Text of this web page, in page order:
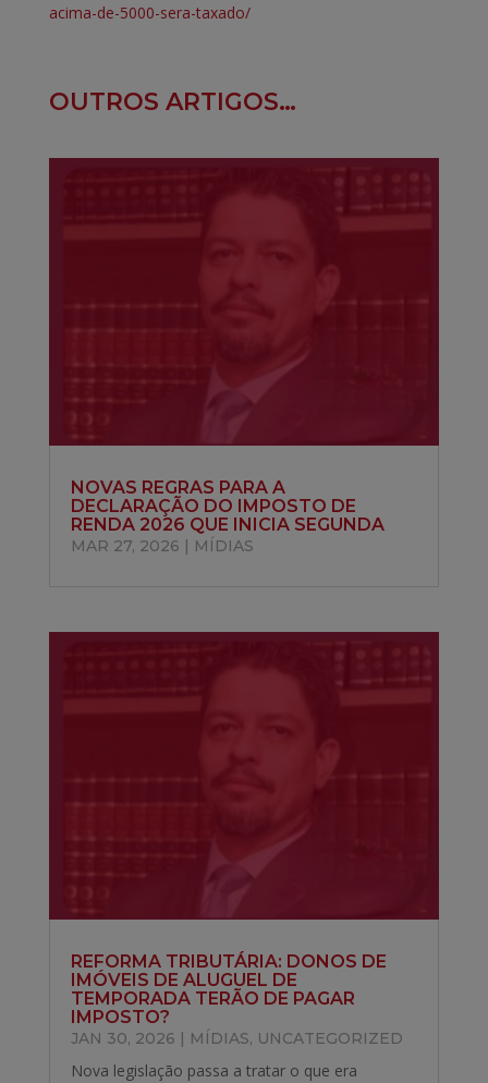
acima-de-5000-sera-taxado/
OUTROS ARTIGOS…
NOVAS REGRAS PARA A
DECLARAÇÃO DO IMPOSTO DE
RENDA 2026 QUE INICIA SEGUNDA
MAR 27, 2026 | MÍDIAS
REFORMA TRIBUTÁRIA: DONOS DE
IMÓVEIS DE ALUGUEL DE
TEMPORADA TERÃO DE PAGAR
IMPOSTO?
JAN 30, 2026 | MÍDIAS, UNCATEGORIZED
Nova legislação passa a tratar o que era